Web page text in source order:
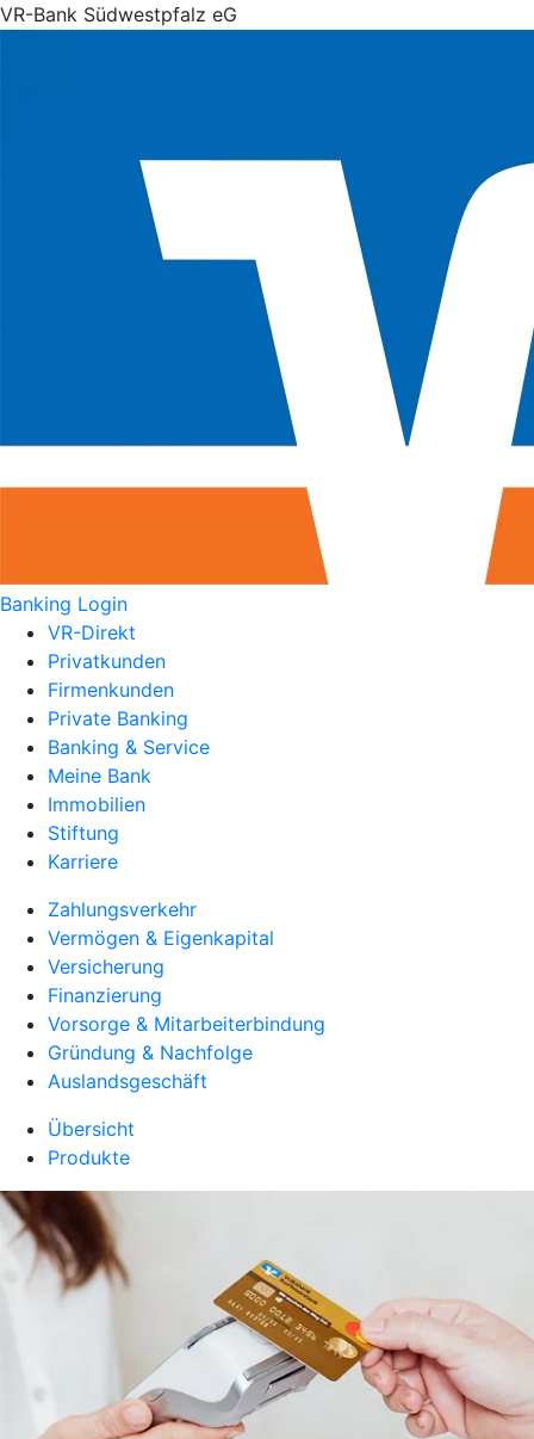
VR-Bank Südwestpfalz eG
Banking Login
VR-Direkt
Privatkunden
Firmenkunden
Private Banking
Banking & Service
Meine Bank
Immobilien
Stiftung
Karriere
Zahlungsverkehr
Vermögen & Eigenkapital
Versicherung
Finanzierung
Vorsorge & Mitarbeiterbindung
Gründung & Nachfolge
Auslandsgeschäft
Übersicht
Produkte